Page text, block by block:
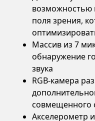
возможностью
поля зрения,
Массив из 7
обнаружение
звука
RGB-камера
совмещенного
Акселерометр